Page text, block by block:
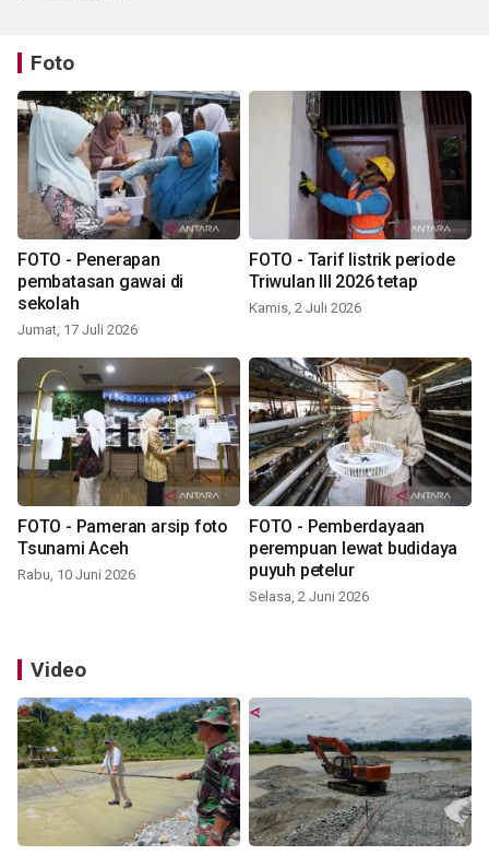
Foto
FOTO - Penerapan
pembatasan gawai di
sekolah
Jumat, 17 Juli 2026
FOTO - Tarif listrik periode
Triwulan III 2026 tetap
Kamis, 2 Juli 2026
FOTO - Pameran arsip foto
Tsunami Aceh
Rabu, 10 Juni 2026
FOTO - Pemberdayaan
perempuan lewat budidaya
puyuh petelur
Selasa, 2 Juni 2026
Video